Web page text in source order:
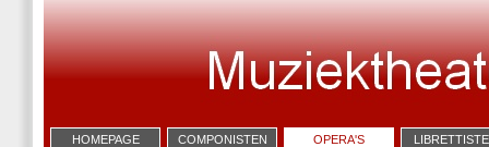
HOMEPAGE COMPONISTEN OPERA'S